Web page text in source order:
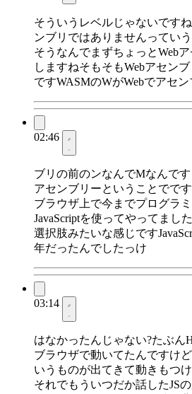
そういうレベルじゃないです
ンブリではありませんってい
そうなんでまずちょっとWeb
しますねそもそもWebアセン
ですWASMのWがWebでアセ
02:46
ブリの前のンなんでMなんで
アセンブリーということでで
ブラウザ上で今までプログラ
JavaScriptを使ってやってまし
選択肢みたいな感じです
年だったんでしたっけ
03:14
はなかったんじゃない?たぶん
ブラウザで動いてたんですけど
いうものが出てきて動きもつ
それでもういつだか話したJS